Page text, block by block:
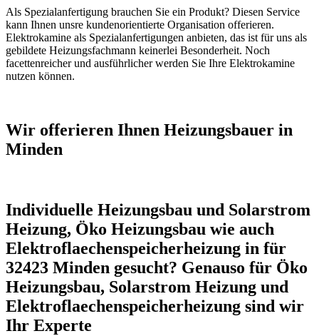
Als Spezialanfertigung brauchen Sie ein Produkt? Diesen Service
kann Ihnen unsre kundenorientierte Organisation offerieren.
Elektrokamine als Spezialanfertigungen anbieten, das ist für uns als
gebildete Heizungsfachmann keinerlei Besonderheit. Noch
facettenreicher und ausführlicher werden Sie Ihre Elektrokamine
nutzen können.
Wir offerieren Ihnen Heizungsbauer in
Minden
Individuelle Heizungsbau und Solarstrom
Heizung, Öko Heizungsbau wie auch
Elektroflaechenspeicherheizung in für
32423 Minden gesucht? Genauso für Öko
Heizungsbau, Solarstrom Heizung und
Elektroflaechenspeicherheizung sind wir
Ihr Experte